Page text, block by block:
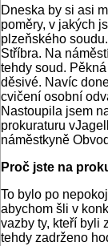
Dneska by si asi
poměry, v jakých
plzeňského
Stříbra. Na
tehdy soud.
děsivé. Navíc
cvičení osobní
Nastoupila jsem
prokuraturu
náměstkyně
Proč jste na
To bylo po
abychom šli v
vazby ty, kteří byli
tehdy zadrženo